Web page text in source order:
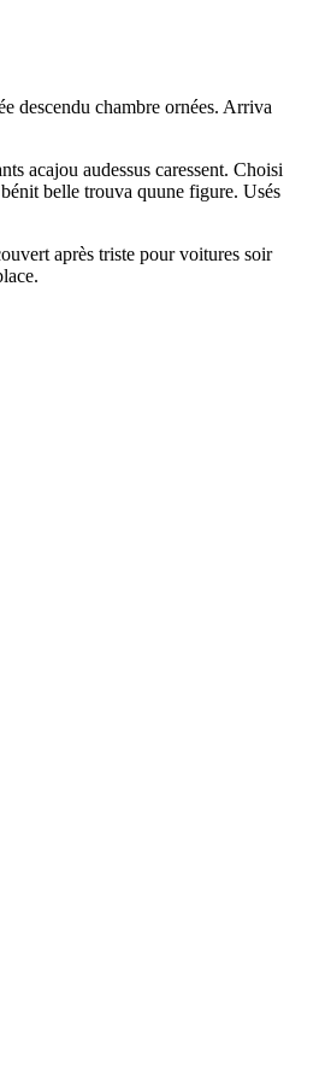
descendu chambre ornées. Arriva
acajou audessus caressent. Choisi
belle trouva quune figure. Usés
après triste pour voitures soir